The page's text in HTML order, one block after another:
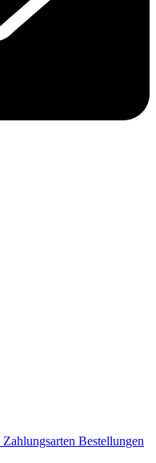
Zahlungsarten Bestellungen